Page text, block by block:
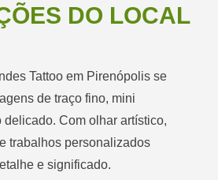
DO LOCAL
Tattoo em Pirenópolis se
de traço fino, mini
delicado. Com olhar artístico,
trabalhos personalizados
e significado.